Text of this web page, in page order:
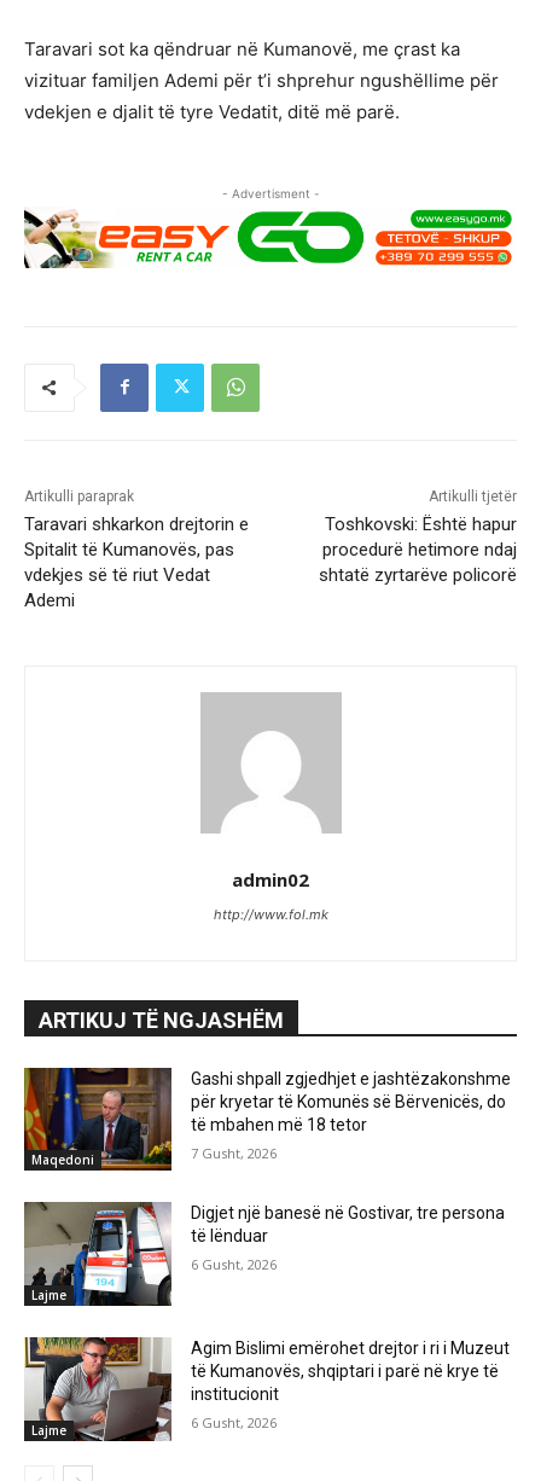
Taravari sot ka qëndruar në Kumanovë, me çrast ka
vizituar familjen Ademi për t’i shprehur ngushëllime për
vdekjen e djalit të tyre Vedatit, ditë më parë.
- Advertisment -
Artikulli paraprak
Taravari shkarkon drejtorin e
Spitalit të Kumanovës, pas
vdekjes së të riut Vedat
Ademi
Artikulli tjetër
Toshkovski: Është hapur
procedurë hetimore ndaj
shtatë zyrtarëve policorë
admin02
http://www.fol.mk
ARTIKUJ TË NGJASHËM
Maqedoni
Gashi shpall zgjedhjet e jashtëzakonshme
për kryetar të Komunës së Bërvenicës, do
të mbahen më 18 tetor
7 Gusht, 2026
Lajme
Digjet një banesë në Gostivar, tre persona
të lënduar
6 Gusht, 2026
Lajme
Agim Bislimi emërohet drejtor i ri i Muzeut
të Kumanovës, shqiptari i parë në krye të
institucionit
6 Gusht, 2026